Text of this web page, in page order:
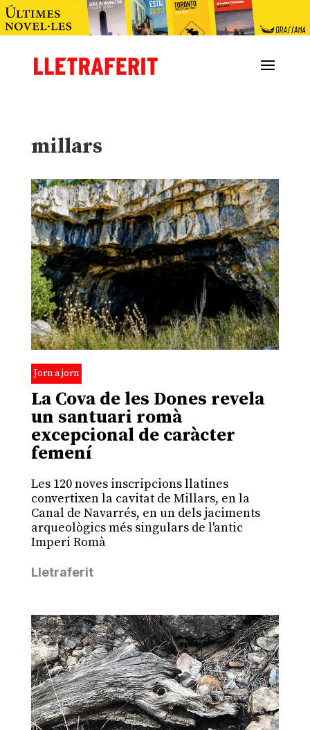
millars
Jorn a jorn
La Cova de les Dones revela
un santuari romà
excepcional de caràcter
femení
Les 120 noves inscripcions llatines
convertixen la cavitat de Millars, en la
Canal de Navarrés, en un dels jaciments
arqueològics més singulars de l'antic
Imperi Romà
Lletraferit